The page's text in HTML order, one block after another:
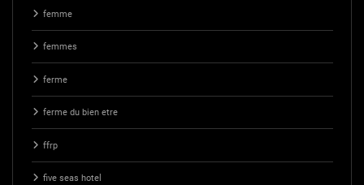
femme
femmes
ferme
ferme du bien etre
ffrp
five seas hotel